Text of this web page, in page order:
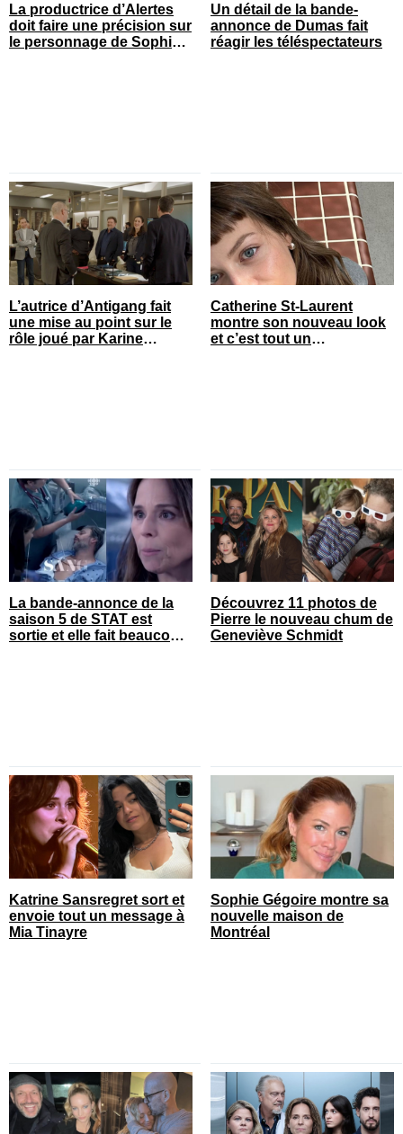
La productrice d’Alertes
doit faire une précision sur
le personnage de Sophie
Un détail de la bande-
annonce de Dumas fait
réagir les téléspectateurs
L’autrice d’Antigang fait
une mise au point sur le
rôle joué par Karine
Catherine St-Laurent
montre son nouveau look
et c’est tout un
La bande-annonce de la
saison 5 de STAT est
sortie et elle fait beaucoup
Découvrez 11 photos de
Pierre le nouveau chum de
Geneviève Schmidt
Katrine Sansregret sort et
envoie tout un message à
Mia Tinayre
Sophie Gégoire montre sa
nouvelle maison de
Montréal